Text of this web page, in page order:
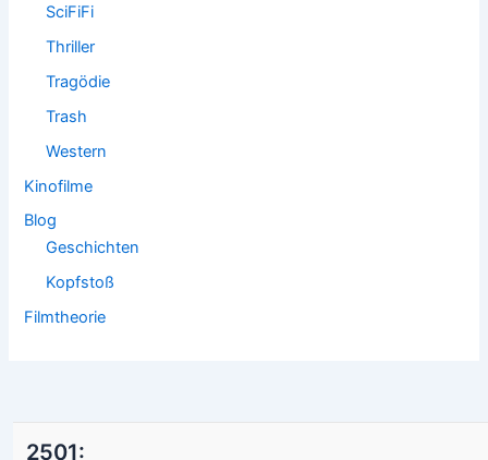
SciFiFi
Thriller
Tragödie
Trash
Western
Kinofilme
Blog
Geschichten
Kopfstoß
Filmtheorie
2501: